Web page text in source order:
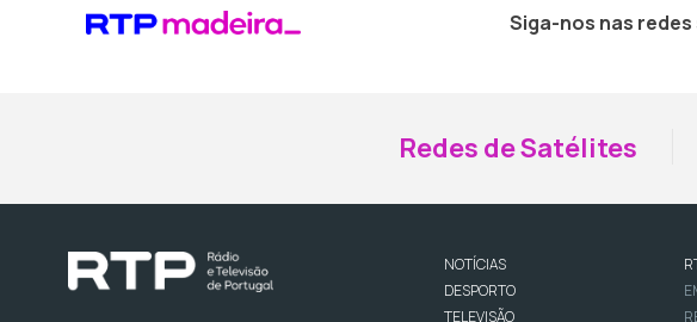
Siga-nos nas
Redes de Satélites
NOTÍCIAS
DESPORTO
TELEVISÃO